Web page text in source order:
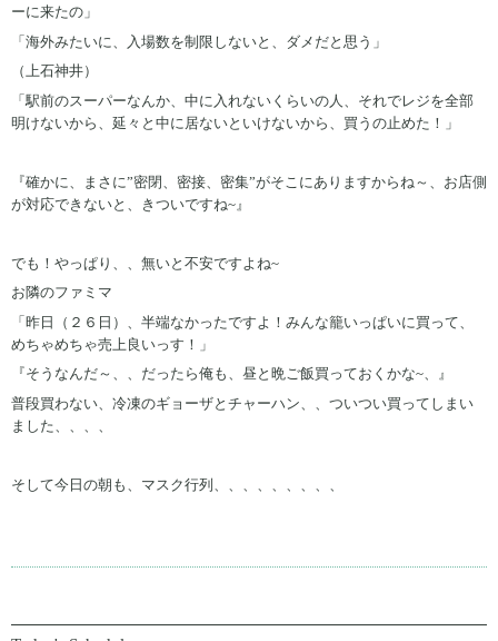
ーに来たの」
「海外みたいに、入場数を制限しないと、ダメだと思う」
（上石神井）
「駅前のスーパーなんか、中に入れないくらいの人、それでレジを全部
明けないから、延々と中に居ないといけないから、買うの止めた！」
『確かに、まさに”密閉、密接、密集”がそこにありますからね～、お店側
が対応できないと、きついですね~』
でも！やっぱり、、無いと不安ですよね~
お隣のファミマ
「昨日（２６日）、半端なかったですよ！みんな籠いっぱいに買って、
めちゃめちゃ売上良いっす！」
『そうなんだ～、、だったら俺も、昼と晩ご飯買っておくかな~、』
普段買わない、冷凍のギョーザとチャーハン、、ついつい買ってしまい
ました、、、、
そして今日の朝も、マスク行列、、、、、、、、、